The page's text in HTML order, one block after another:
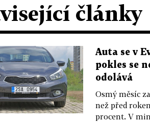
články
Auta se v
pokles se
odolává
Osmý měsíc
než před
procent. V